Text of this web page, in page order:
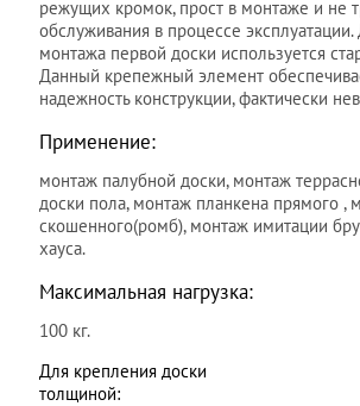
режущих кромок, прост в монтаже и не
обслуживания в процессе эксплуатации.
монтажа первой доски используется
Данный крепежный элемент
надежность конструкции, фактически
Применение:
монтаж палубной доски, монтаж
доски пола, монтаж планкена прямого ,
скошенного(ромб), монтаж имитации
хауса.
Максимальная нагрузка:
100 кг.
Для крепления доски
толщиной: